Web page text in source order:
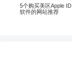
5个购买美区Apple
软件的网站推荐